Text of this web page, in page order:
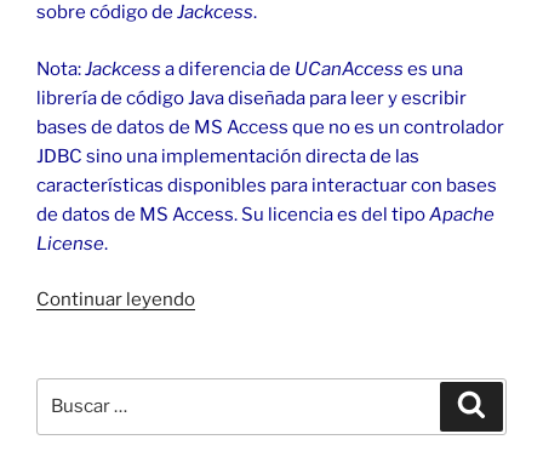
sobre código de Jackcess.
Nota:Jackcess a diferencia de UCanAccess es una
librería de código Java diseñada para leer y escribir
bases de datos de MS Access que no es un controlador
JDBC sino una implementación directa de las
características disponibles para interactuar con bases
de datos de MS Access. Su licencia es del tipoApache
License.
Continuar leyendo«Access
con
por: